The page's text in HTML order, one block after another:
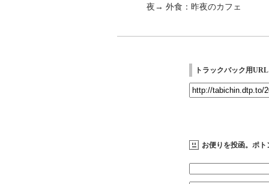
夜→ 外食：昨夜のカフェ
トラックバック用URL
お便りを投函。ポト